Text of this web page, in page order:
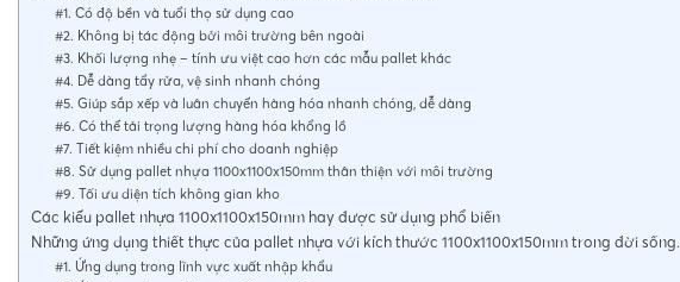
#1. Có độ bền và tuổi thọ sử dụng cao
#2. Không bị tác động bởi môi trường bên ngoài
#3. Khối lượng nhẹ – tính ưu việt cao hơn các mẫu pallet khác
#4. Dễ dàng tẩy rửa, vệ sinh nhanh chóng
#5. Giúp sắp xếp và luân chuyển hàng hóa nhanh chóng, dễ dàng
#6. Có thể tải trọng lượng hàng hóa khổng lồ
#7. Tiết kiệm nhiều chi phí cho doanh nghiệp
#8. Sử dụng pallet nhựa 1100x1100x150mm thân thiện với môi trường
#9. Tối ưu diện tích không gian kho
Các kiểu pallet nhựa 1100x1100x150mm hay được sử dụng phổ biến
Những ứng dụng thiết thực của pallet nhựa với kích thước 1100x1100x150mm trong đời sống.
#1. Ứng dụng trong lĩnh vực xuất nhập khẩu